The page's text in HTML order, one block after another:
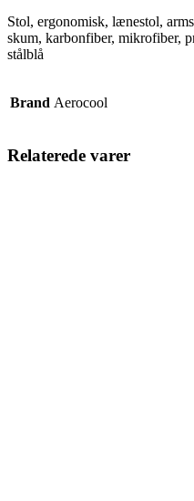
Stol, ergonomisk, lænestol,
skum, karbonfiber, mikrofiber,
stålblå
Brand Aerocool
Relaterede varer